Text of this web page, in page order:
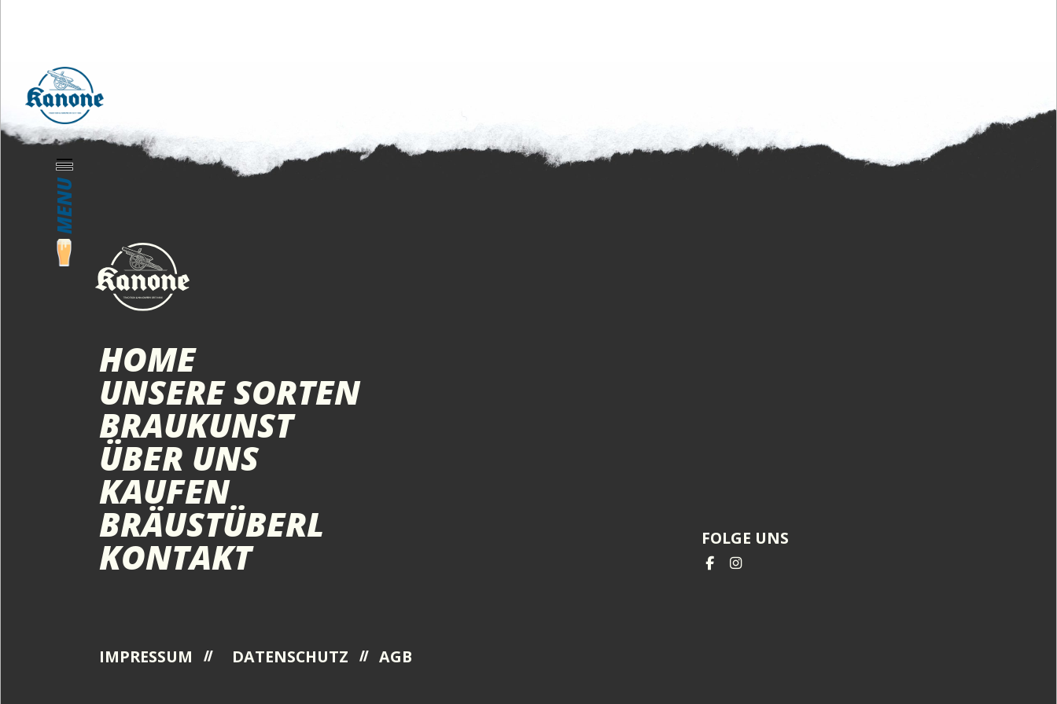
MENU
HOME
UNSERE SORTEN
BRAUKUNST
ÜBER UNS
KAUFEN
BRÄUSTÜBERL
KONTAKT FOLGE UNS
IMPRESSUM DATENSCHUTZ AGB